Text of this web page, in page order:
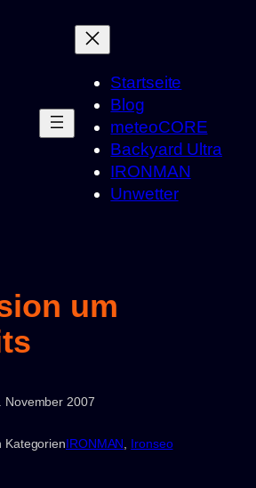
Startseite
Blog
meteoCORE
Backyard Ultra
IRONMAN
Unwetter
um
November 2007
KategorienIRONMAN Ironseo